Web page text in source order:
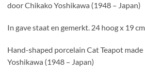
door Chikako Yoshikawa (1948 – Japan)
In gave staat en gemerkt. 24 hoog x 19
Hand-shaped porcelain Cat Teapot
Yoshikawa (1948 – Japan)